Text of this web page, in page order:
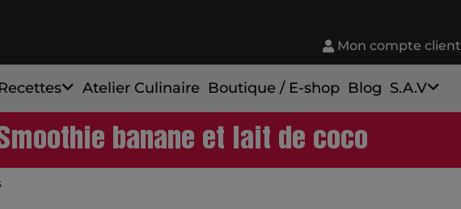
Mon compte client
Recettes Atelier Culinaire Boutique / E-shop Blog S.A.V
banane et lait de coco